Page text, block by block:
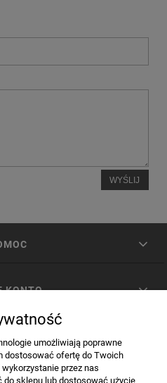
WYŚLIJ
KONTO
umożliwiają poprawne
dostosować ofertę do Twoich
przez nas
sklepu lub dostosować użycie